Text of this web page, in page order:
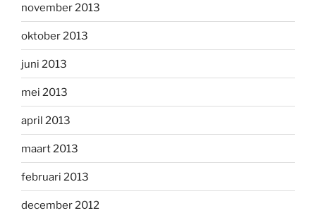
november 2013
oktober 2013
juni 2013
mei 2013
april 2013
maart 2013
februari 2013
december 2012